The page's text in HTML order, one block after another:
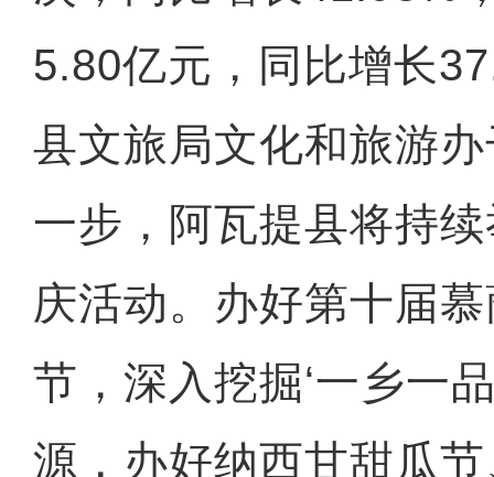
5.80亿元，同比增长
县文旅局文化和旅游
一步，阿瓦提县将持
庆活动。办好第十届
节，深入挖掘‘一乡一
源，办好纳西甘甜瓜